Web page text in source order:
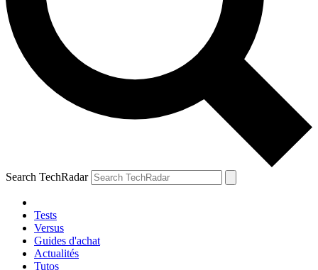
Search TechRadar
Tests
Versus
Guides d'achat
Actualités
Tutos